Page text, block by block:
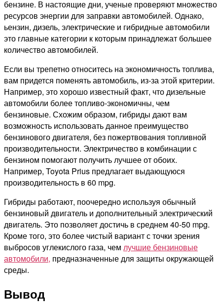
бензине. В настоящие дни, ученые проверяют множество
ресурсов энергии для заправки автомобилей. Однако,
ьензин, дизель, электрические и гибридные автомобили
это главные категории к которым принадлежат большее
количество автомобилей.
Если вы трепетно относитесь на экономичность топлива,
вам придется поменять автомобиль, из-за этой критерии.
Например, это хорошо известный факт, что дизельные
автомобили более топливо-экономичны, чем
бензиновые. Схожим образом, гибриды дают вам
возможность использовать данное преимущество
бензинового двигателя, без пожертвования топливной
производительности. Электричество в комбинации с
бензином помогают получить лучшее от обоих.
Например, Toyota Prius предлагает выдающуюся
производительность в 60 mpg.
Гибриды работают, поочередно используя обычный
бензиновый двигатель и дополнительный электрический
двигатель. Это позволяет достичь в среднем 40-50 mpg.
Кроме того, это более чистый вариант с точки зрения
выбросов углекислого газа, чем лучшие бензиновые
автомобили, предназначенные для защиты окружающей
среды.
Вывод